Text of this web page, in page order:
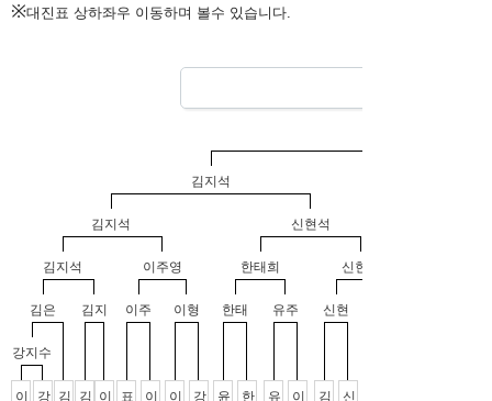
※대진표 상하좌우 이동하며 볼수 있습니다.